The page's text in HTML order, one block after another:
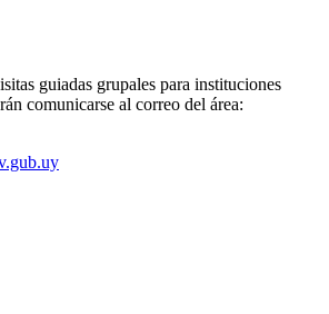
guiadas grupales para instituciones
comunicarse al correo del área: